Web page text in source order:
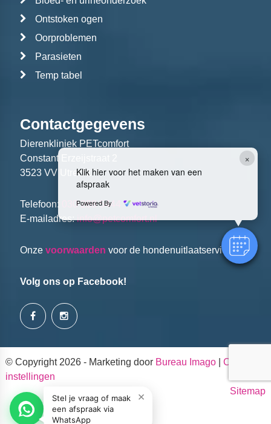
Ontstoken ogen
Oorproblemen
Parasieten
Temp tabel
Contactgegevens
Dierenkliniek PETcomfort
Constant Erzeijstraat 2
3523 VV Utrecht
Telefoon:
030 288 5444
E-mailadres:info@petcomfort.nl
Onze voorwaarden voor de hondenuitlaatservice.
Volg ons op Facebook!
© Copyright 2026 - Marketing door Bureau Imago| Cookie
instellingen
Sitemap
×
Klik hier voor het maken van een
afspraak
Powered By
Stel je vraag of maak
een afspraak via
WhatsApp
×